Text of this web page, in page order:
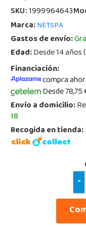
SKU:1999964643
Marca:NETSPA
Gastos de envío:
Edad:Desde 14
Financiación:
compra
Desde
Envío a domicilio:
18
Recogida en tienda:
-